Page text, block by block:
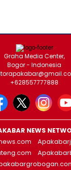
Graha Media Center,
Bogor - Indonesia
+628557777888
NEWS